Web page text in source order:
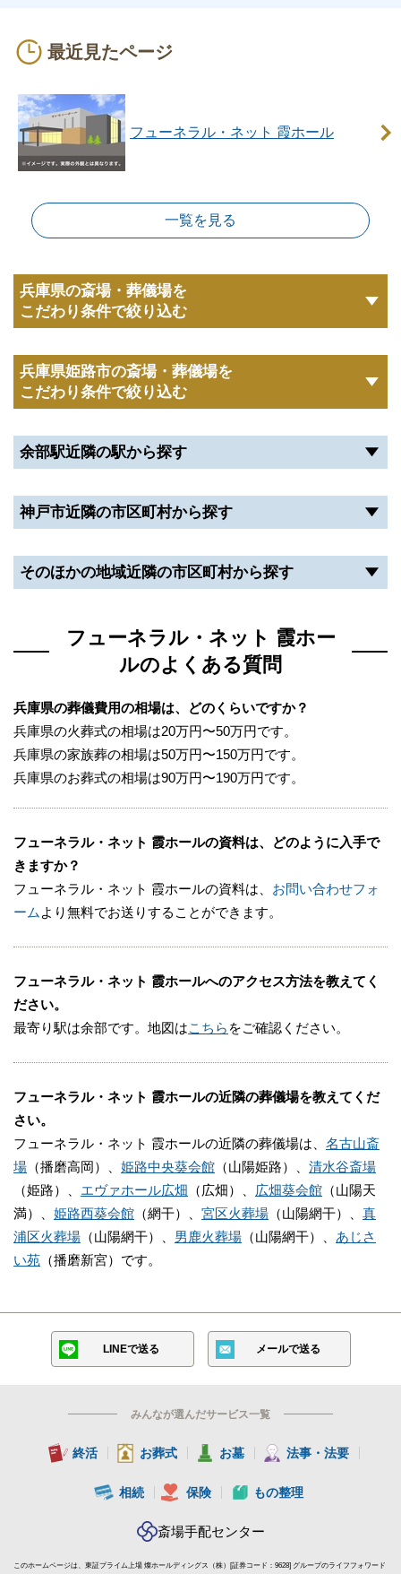
る場合もありますので、車は乗り合わせてのご利用が
安心です。
フューネラル・ネット 霞ホールの火葬場につい
て
フューネラル・ネット 霞ホールには火葬の設備はあ
そのため、お葬式の後に近隣の火葬場（火葬施設）に
霊柩車で出棺して、火葬場到着後に荼毘（火葬）にふ
フューネラル・ネット 霞ホールの最寄りの火葬場は
名古山斎場は兵庫県姫路市にある公営斎場で、火葬設
備の概要は以下のとおりです。
アクセス：フューネラル・ネット 霞ホールより車で
約16分、JR姫新線「播磨高岡駅」よりタクシー約5分
設備：火葬炉15基、待合室5室、他
いて
亡くなられた後の安置については、24時間は火葬がで
きないため、火葬や葬儀までの期間、自宅かどこかの
安置施設の利用を決める必要があります。
自宅で安置ができない事情がある場合は、ご希望によ
りいつでもご遺体を提携先の安置施設に搬送して、お
任をもって火葬や葬儀の日まで管理されるので安心で
す。
い。
※掲載情報は、葬儀事業者の公式サイトなど、一般公
開されている情報を参照し編集したものです。変更
最近見たページ
フューネラル・ネット 霞ホール
一覧を見る
兵庫県の斎場・葬儀場を
こだわり条件で絞り込む
兵庫県姫路市の斎場・葬儀場を
こだわり条件で絞り込む
余部駅近隣の駅から探す
神戸市近隣の市区町村から探す
そのほかの地域近隣の市区町村から探す
フューネラル・ネット 霞ホー
ルのよくある質問
兵庫県の葬儀費用の相場は、どのくらいですか？
兵庫県の火葬式の相場は20万円〜50万円です。
兵庫県の家族葬の相場は50万円〜150万円です。
兵庫県のお葬式の相場は90万円〜190万円です。
フューネラル・ネット 霞ホールの資料は、どのように入手で
きますか？
フューネラル・ネット 霞ホールの資料は、 お問い合わせフォ
ーム より無料でお送りすることができます。
フューネラル・ネット 霞ホールへのアクセス方法を教えてく
ださい。
最寄り駅は余部です。地図はこちら をご確認ください。
フューネラル・ネット 霞ホールの近隣の葬儀場を教えてくだ
さい。
フューネラル・ネット 霞ホールの近隣の葬儀場は、 名古山斎
場 （播磨高岡）、 姫路中央葵会館 （山陽姫路）、 清水谷斎場
（姫路）、 エヴァホール広畑 （広畑）、 広畑葵会館 （山陽天
満）、 姫路西葵会館 （網干）、 宮区火葬場 （山陽網干）、 真
浦区火葬場 （山陽網干）、 男鹿火葬場 （山陽網干）、 あじさ
い苑 （播磨新宮）です。
LINEで送る メールで送る
みんなが選んだサービス一覧
終活 お葬式 お墓 法事・法要
相続 保険 もの整理
斎場手配センター
このホームページは、東証プライム上場 燦ホールディングス（株）[証券コード：9628] グループのライフフォワード